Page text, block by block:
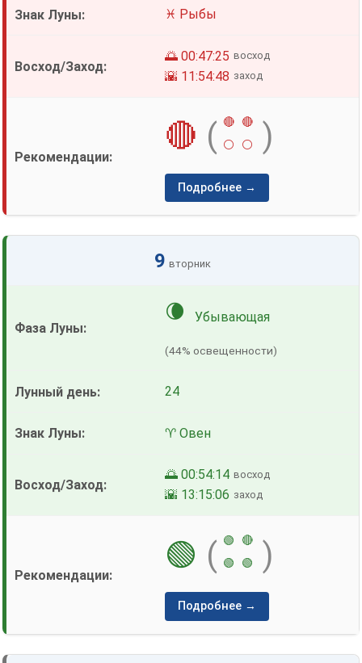
♓ Рыбы
🌅 00:47:25 восход
🌇 11:54:48 заход
🔴 ( 🔴
🔴
⚪
⚪ )
Подробнее →
9 вторник
🌘 Убывающая
(44% освещенности)
24
♈ Овен
🌅 00:54:14 восход
🌇 13:15:06 заход
🟢 ( 🟢
🔴
🟢
🟢 )
Подробнее →